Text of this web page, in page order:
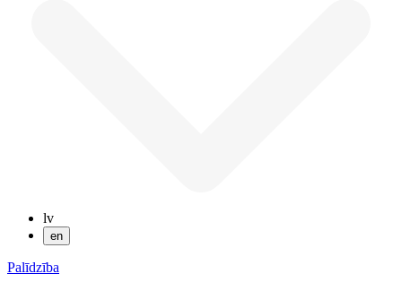
lv
en
Palīdzība